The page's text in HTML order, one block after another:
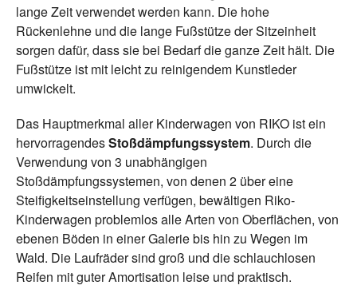
lange Zeit verwendet werden kann. Die hohe
Rückenlehne und die lange Fußstütze der Sitzeinheit
sorgen dafür, dass sie bei Bedarf die ganze Zeit hält. Die
Fußstütze ist mit leicht zu reinigendem Kunstleder
umwickelt.
Das Hauptmerkmal aller Kinderwagen von RIKO ist ein
hervorragendesStoßdämpfungssystem. Durch die
Verwendung von 3 unabhängigen
Stoßdämpfungssystemen, von denen 2 über eine
Steifigkeitseinstellung verfügen, bewältigen Riko-
Kinderwagen problemlos alle Arten von Oberflächen, von
ebenen Böden in einer Galerie bis hin zu Wegen im
Wald. Die Laufräder sind groß und die schlauchlosen
Reifen mit guter Amortisation leise und praktisch.